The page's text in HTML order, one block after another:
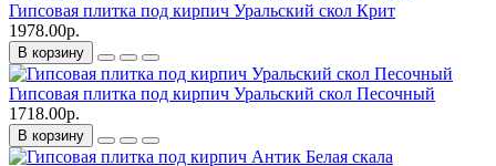
Гипсовая плитка под кирпич Уральский скол Крит
1978.00р.
В корзину
Гипсовая плитка под кирпич Уральский скол Песочный
1718.00р.
В корзину